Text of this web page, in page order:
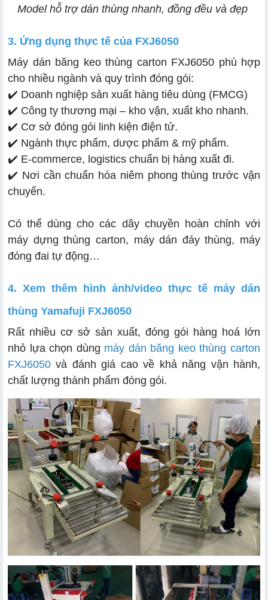
Model hỗ trợ dán thùng nhanh, đồng đều và đẹp
3. Ứng dụng thực tế của FXJ6050
Máy dán băng keo thùng carton FXJ6050 phù hợp
cho nhiều ngành và quy trình đóng gói:
✔️ Doanh nghiệp sản xuất hàng tiêu dùng (FMCG)
✔️ Công ty thương mại – kho vận, xuất kho nhanh.
✔️ Cơ sở đóng gói linh kiện điện tử.
✔️ Ngành thực phẩm, dược phẩm & mỹ phẩm.
✔️ E-commerce, logistics chuẩn bị hàng xuất đi.
✔️ Nơi cần chuẩn hóa niêm phong thùng trước vận
chuyển.
Có thể dùng cho các dây chuyền hoàn chỉnh với
máy dựng thùng carton, máy dán đáy thùng, máy
đóng đai tự động…
4. Xem thêm hình ảnh/video thực tế máy dán
thùng Yamafuji FXJ6050
Rất nhiều cơ sở sản xuất, đóng gói hàng hoá lớn
nhỏ lựa chọn dùng máy dán băng keo thùng carton
FXJ6050 và đánh giá cao về khả năng vận hành,
chất lượng thành phẩm đóng gói.